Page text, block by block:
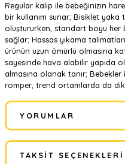
Regular kalıp ile bebeğinizin
bir kullanım sunar; Bisiklet yaka
oluştururken, standart boyu
sağlar; Hassas yıkama
ürünün uzun ömürlü olmasına
sayesinde hava alabilir yapıda
almasına olanak tanır;
romper, trend ortamlarda da
YORUMLAR
TAKSIT SEÇENEKLERI